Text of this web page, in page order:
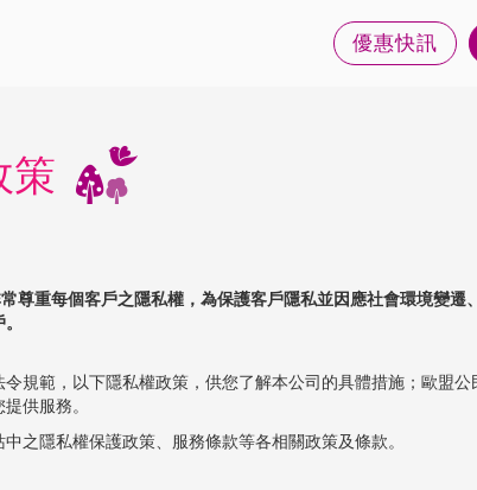
優惠快訊
策
尊重每個客戶之隱私權，為保護客戶隱私並因應社會環境變遷
規範，以下隱私權政策，供您了解本公司的具體措施；歐盟公
供服務。
之隱私權保護政策、服務條款等各相關政策及條款。